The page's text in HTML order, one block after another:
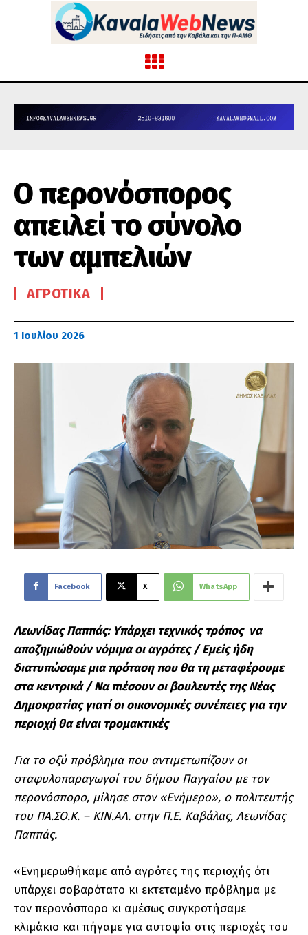
Ο περονόσπορος
απειλεί το σύνολο
των αμπελιών
ΑΓΡΟΤΙΚΆ
1 Ιουλίου 2026
Facebook X WhatsApp
Λεωνίδας Παππάς: Υπάρχει τεχνικός τρόπος να
αποζημιώθούν νόμιμα οι αγρότες / Εμείς ήδη
διατυπώσαμε μια πρόταση που θα τη μεταφέρουμε
στα κεντρικά / Να πιέσουν οι βουλευτές της Νέας
Δημοκρατίας γιατί οι οικονομικές συνέπειες για την
περιοχή θα είναι τρομακτικές
Για το οξύ πρόβλημα που αντιμετωπίζουν οι
σταφυλοπαραγωγοί του δήμου Παγγαίου με τον
περονόσπορο, μίλησε στον «Ενήμερο», ο πολιτευτής
του ΠΑ.ΣΟ.Κ. – ΚΙΝ.ΑΛ. στην Π.Ε. Καβάλας, Λεωνίδας
Παππάς.
«Ενημερωθήκαμε από αγρότες της περιοχής ότι
υπάρχει σοβαρότατο κι εκτεταμένο πρόβλημα με
τον περονόσπορο κι αμέσως συγκροτήσαμε
κλιμάκιο και πήγαμε για αυτοψία στις περιοχές του